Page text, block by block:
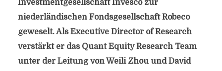
Investmentgesellschaft Invesco zur
niederländischen Fondsgesellschaft Robeco
geweselt. Als Executive Director of Research
verstärkt er das Quant Equity Research Team
unter der Leitung von Weili Zhou und David